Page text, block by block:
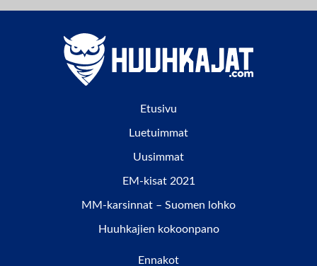
Etusivu
Luetuimmat
Uusimmat
EM-kisat 2021
MM-karsinnat – Suomen lohko
Huuhkajien kokoonpano
Ennakot